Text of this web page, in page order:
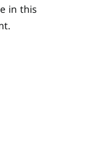
in this